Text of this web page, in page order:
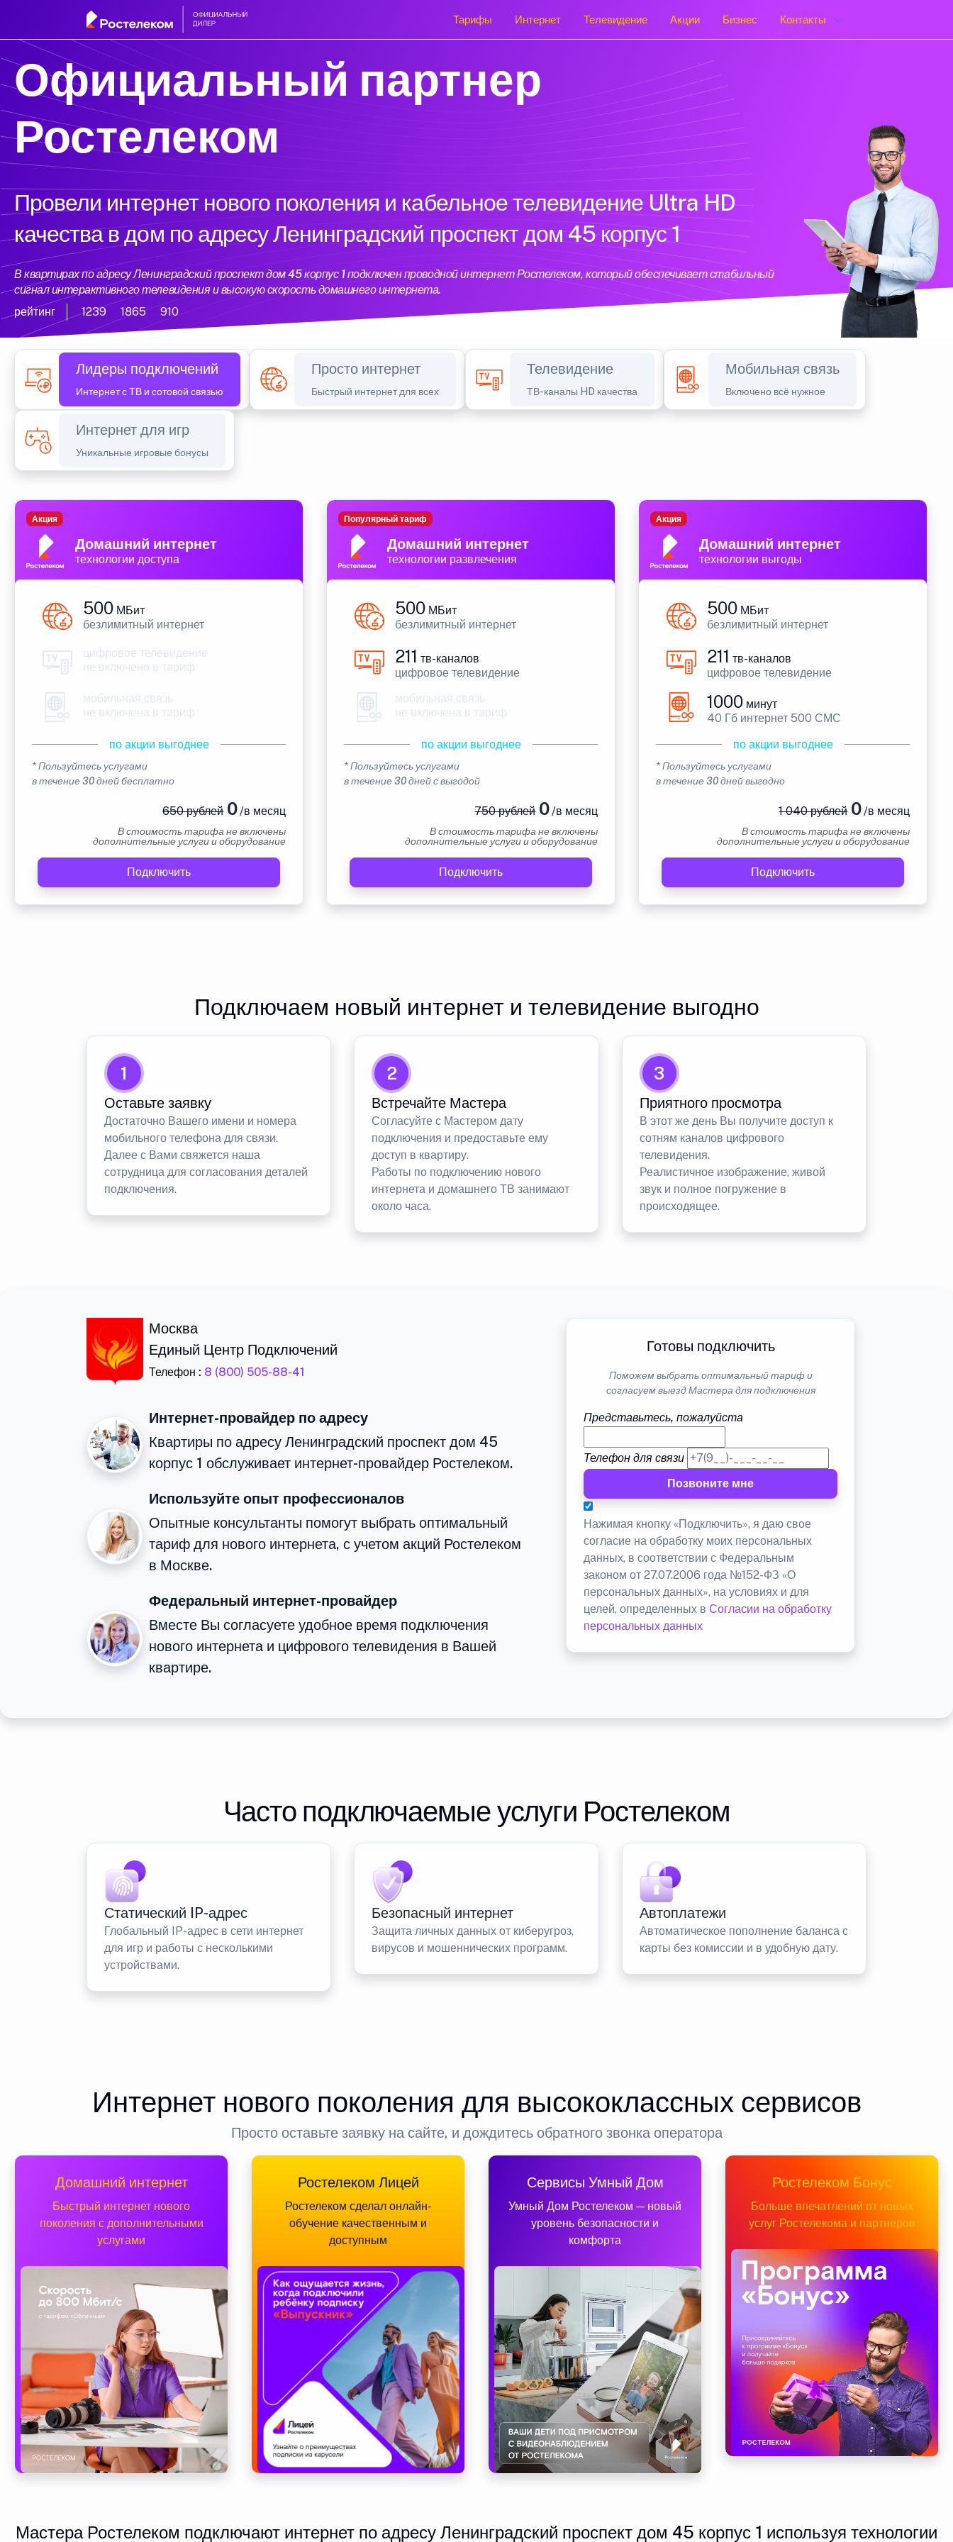
Тарифы Интернет Телевидение Акции Бизнес Контакты
Официальный партнер
Ростелеком
Провели интернет нового поколения и кабельное телевидение Ultra HD
качества в дом по адресу Ленинградский проспект дом 45 корпус 1
В квартирах по адресу Ленинградский проспект дом 45 корпус 1 подключен проводной интернет Ростелеком, который обеспечивает стабильный
сигнал интерактивного телевидения и высокую скорость домашнего интернета.
рейтинг
1239 1865 910
Лидеры подключений
Интернет с ТВ и сотовой связью
Просто интернет
Быстрый интернет для всех
Телевидение
ТВ-каналы HD качества
Мобильная связь
Включено всё нужное
Интернет для игр
Уникальные игровые бонусы
Домашний интернет
технологии доступа
Акция
500 МБит
безлимитный интернет
цифровое телевидение
не включено в тариф
мобильная связь
не включена в тариф
по акции выгоднее
* Пользуйтесь услугами
в течение 30 дней бесплатно
650 рублей0/в месяц
В стоимость тарифа не включены
дополнительные услуги и оборудование
Подключить
Домашний интернет
технологии развлечения
Популярный тариф
500 МБит
безлимитный интернет
211 тв-каналов
цифровое телевидение
мобильная связь
не включена в тариф
по акции выгоднее
* Пользуйтесь услугами
в течение 30 дней с выгодой
750 рублей0/в месяц
В стоимость тарифа не включены
дополнительные услуги и оборудование
Подключить
Домашний интернет
технологии выгоды
Акция
500 МБит
безлимитный интернет
211 тв-каналов
цифровое телевидение
1000 минут
40 Гб интернет 500 СМС
по акции выгоднее
* Пользуйтесь услугами
в течение 30 дней выгодно
1 040 рублей0/в месяц
В стоимость тарифа не включены
дополнительные услуги и оборудование
Подключить
Подключаем новый интернет и телевидение выгодно
1
Оставьте заявку
Достаточно Вашего имени и номера
мобильного телефона для связи.
Далее с Вами свяжется наша
сотрудница для согласования деталей
подключения.
2
Встречайте Мастера
Согласуйте с Мастером дату
подключения и предоставьте ему
доступ в квартиру.
Работы по подключению нового
интернета и домашнего ТВ занимают
около часа.
3
Приятного просмотра
В этот же день Вы получите доступ к
сотням каналов цифрового
телевидения.
Реалистичное изображение, живой
звук и полное погружение в
происходящее.
Москва
Единый Центр Подключений
Телефон : 8 (800) 505-88-41
Интернет-провайдер по адресу
Квартиры по адресу Ленинградский проспект дом 45
корпус 1 обслуживает интернет-провайдер Ростелеком.
Используйте опыт профессионалов
Опытные консультанты помогут выбрать оптимальный
тариф для нового интернета, с учетом акций Ростелеком
в Москве.
Федеральный интернет-провайдер
Вместе Вы согласуете удобное время подключения
нового интернета и цифрового телевидения в Вашей
квартире.
Готовы подключить
Поможем выбрать оптимальный тариф и
согласуем выезд Мастера для подключения
Представьтесь, пожалуйста
Телефон для связи
Позвоните мне
Нажимая кнопку «Подключить», я даю свое
согласие на обработку моих персональных
данных, в соответствии с Федеральным
законом от 27.07.2006 года №152-ФЗ «О
персональных данных», на условиях и для
целей, определенных вСогласии на обработку
персональных данных
Часто подключаемые услуги Ростелеком
Статический IP-адрес
Глобальный IP-адрес в сети интернет
для игр и работы с несколькими
устройствами.
Безопасный интернет
Защита личных данных от киберугроз,
вирусов и мошеннических программ.
Автоплатежи
Автоматическое пополнение баланса с
карты без комиссии и в удобную дату.
Интернет нового поколения для высококлассных сервисов
Просто оставьте заявку на сайте, и дождитесь обратного звонка оператора
Домашний интернет
Быстрый интернет нового
поколения с дополнительными
услугами
Ростелеком Лицей
Ростелеком сделал онлайн-
обучение качественным и
доступным
Сервисы Умный Дом
Умный Дом Ростелеком — новый
уровень безопасности и
комфорта
Ростелеком Бонус
Больше впечатлений от новых
услуг Ростелекома и партнеров
Мастера Ростелеком подключают интернет по адресу Ленинградский проспект дом 45 корпус 1 используя технологии